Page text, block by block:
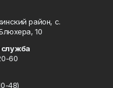
район, с.
10
60
48)